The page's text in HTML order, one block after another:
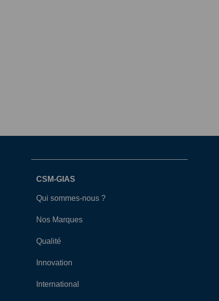
CSM-GIAS
Qui sommes-nous ?
Nos Marques
Qualité
Innovation
International